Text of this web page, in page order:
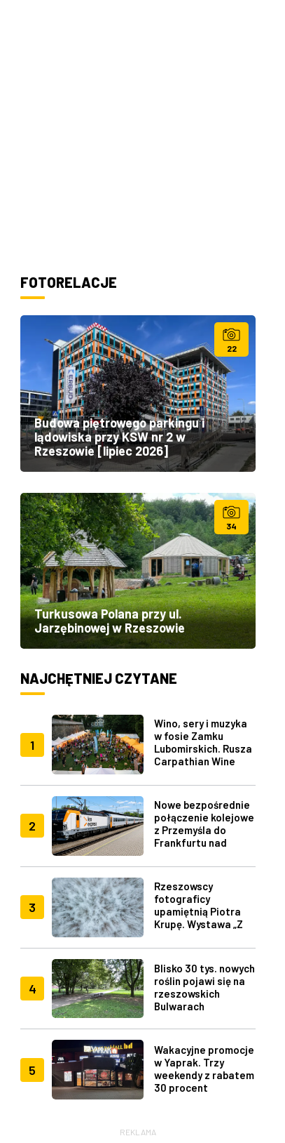
FOTORELACJE
22
Budowa piętrowego parkingu i
lądowiska przy KSW nr 2 w
Rzeszowie [lipiec 2026]
34
Turkusowa Polana przy ul.
Jarzębinowej w Rzeszowie
NAJCHĘTNIEJ CZYTANE
1
Wino, sery i muzyka
w fosie Zamku
Lubomirskich. Rusza
Carpathian Wine
2
Nowe bezpośrednie
połączenie kolejowe
z Przemyśla do
Frankfurtu nad
3
Rzeszowscy
fotograficy
upamiętnią Piotra
Krupę. Wystawa „Z
4
Blisko 30 tys. nowych
roślin pojawi się na
rzeszowskich
Bulwarach
5
Wakacyjne promocje
w Yaprak. Trzy
weekendy z rabatem
30 procent
REKLAMA